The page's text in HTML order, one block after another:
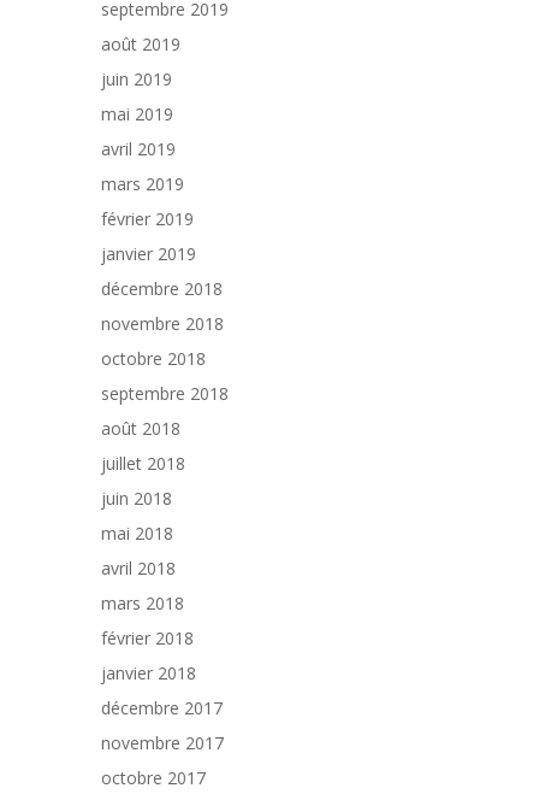
septembre 2019
août 2019
juin 2019
mai 2019
avril 2019
mars 2019
février 2019
janvier 2019
décembre 2018
novembre 2018
octobre 2018
septembre 2018
août 2018
juillet 2018
juin 2018
mai 2018
avril 2018
mars 2018
février 2018
janvier 2018
décembre 2017
novembre 2017
octobre 2017